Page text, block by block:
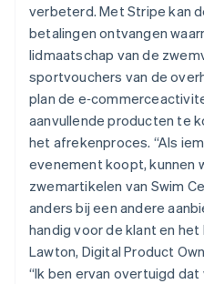
verbeterd. Met Stripe kan
betalingen ontvangen
lidmaatschap van de
sportvouchers van de
plan de
aanvullende producten te
het afrekenproces. “Als
evenement koopt, kunnen
zwemartikelen van Swim
anders bij een andere
handig voor de klant en het
Lawton, Digital Product
“Ik ben ervan overtuigd